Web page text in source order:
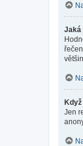
Jaká
Jen